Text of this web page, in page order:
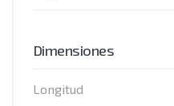
Dimensiones
Longitud